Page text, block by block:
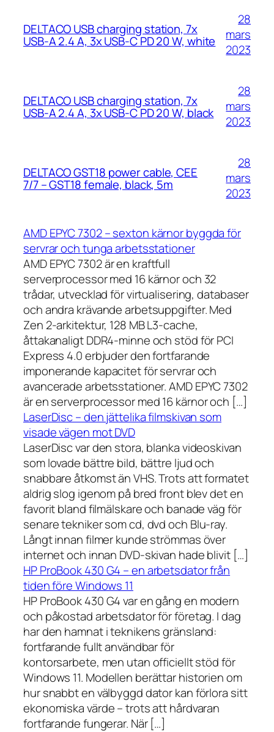
DELTACO USB charging station, 7x
USB-A 2.4 A, 3x USB-C PD 20 W, white
28
mars
2023
DELTACO USB charging station, 7x
USB-A 2.4 A, 3x USB-C PD 20 W, black
28
mars
2023
DELTACO GST18 power cable, CEE
7/7 – GST18 female, black, 5m
28
mars
2023
AMD EPYC 7302 – sexton kärnor byggda för
servrar och tunga arbetsstationer
AMD EPYC 7302 är en kraftfull
serverprocessor med 16 kärnor och 32
trådar, utvecklad för virtualisering, databaser
och andra krävande arbetsuppgifter. Med
Zen 2-arkitektur, 128 MB L3-cache,
åttakanaligt DDR4-minne och stöd för PCI
Express 4.0 erbjuder den fortfarande
imponerande kapacitet för servrar och
avancerade arbetsstationer. AMD EPYC 7302
är en serverprocessor med 16 kärnor och […]
LaserDisc – den jättelika filmskivan som
visade vägen mot DVD
LaserDisc var den stora, blanka videoskivan
som lovade bättre bild, bättre ljud och
snabbare åtkomst än VHS. Trots att formatet
aldrig slog igenom på bred front blev det en
favorit bland filmälskare och banade väg för
senare tekniker som cd, dvd och Blu-ray.
Långt innan filmer kunde strömmas över
internet och innan DVD-skivan hade blivit […]
HP ProBook 430 G4 – en arbetsdator från
tiden före Windows 11
HP ProBook 430 G4 var en gång en modern
och påkostad arbetsdator för företag. I dag
har den hamnat i teknikens gränsland:
fortfarande fullt användbar för
kontorsarbete, men utan officiellt stöd för
Windows 11. Modellen berättar historien om
hur snabbt en välbyggd dator kan förlora sitt
ekonomiska värde – trots att hårdvaran
fortfarande fungerar. När […]